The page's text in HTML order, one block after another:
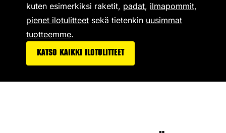
kuten esimerkiksi raketit, padat, ilmapommit,
pienet ilotulitteet sekä tietenkin uusimmat
tuotteemme.
Katso kaikki ilotulitteet